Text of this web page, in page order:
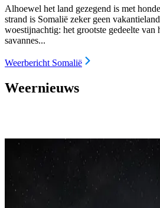
Alhoewel het land gezegend is met
strand is Somalië zeker geen
woestijnachtig: het grootste gedeelte van
savannes...
Weerbericht Somalië
Weernieuws